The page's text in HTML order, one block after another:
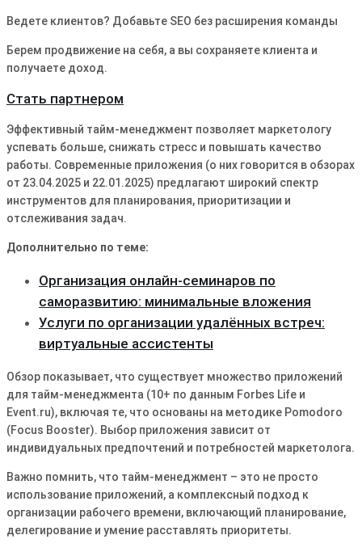
Ведете клиентов? Добавьте SEO без расширения команды
Берем продвижение на себя, а вы сохраняете клиента и
получаете доход.
Стать партнером
Эффективный тайм-менеджмент позволяет маркетологу
успевать больше, снижать стресс и повышать качество
работы. Современные приложения (о них говорится в обзорах
от 23.04.2025 и 22.01.2025) предлагают широкий спектр
инструментов для планирования, приоритизации и
отслеживания задач.
Дополнительно по теме:
Организация онлайн-семинаров по
саморазвитию: минимальные вложения
Услуги по организации удалённых встреч:
виртуальные ассистенты
Обзор показывает, что существует множество приложений
для тайм-менеджмента (10+ по данным Forbes Life и
Event.ru), включая те, что основаны на методике Pomodoro
(Focus Booster). Выбор приложения зависит от
индивидуальных предпочтений и потребностей маркетолога.
Важно помнить, что тайм-менеджмент – это не просто
использование приложений, а комплексный подход к
организации рабочего времени, включающий планирование,
делегирование и умение расставлять приоритеты.